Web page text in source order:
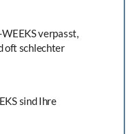
verpasst,
oft schlechter
sind Ihre